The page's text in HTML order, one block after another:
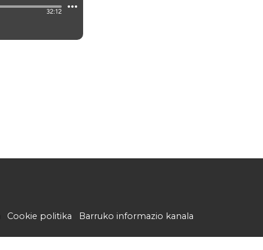
Cookie politika Barruko informazio kanala